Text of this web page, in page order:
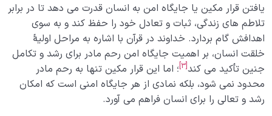
یافتن قرار مکین یا جایگاه امن به انسان قدرت می دهد تا در برابر
تلاطم های زندگی، ثبات و تعادل خود را حفظ کند و به سوی
اهدافش گام بردارد. خداوند در قرآن با اشاره به مراحل اولیۀ
خلقت انسان، بر اهمیت جایگاه امن رحم مادر برای رشد و تکامل
جنین تأکید می کند[3]
؛ اما این قرار مکین تنها به رحم مادر
محدود نمی شود، بلکه نمادی از هر جایگاه امنی است که امکان
رشد و تعالی را برای انسان فراهم می آورد.